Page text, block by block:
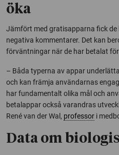
öka
Jämfört med gratisapparna fick
negativa kommentarer. Det kan
förväntningar när de har betalat
– Båda typerna av appar
och kan främja användarnas
har fundamentalt olika mål och
betalappar också varandras
René van der Wal, professor i
Data om